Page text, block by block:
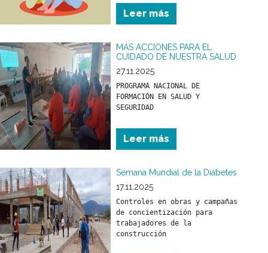
madre y/o padre) desde los
primeros meses de vida.
Leer más
MÁS ACCIONES PARA EL
CUIDADO DE NUESTRA SALUD
27.11.2025
PROGRAMA NACIONAL DE
FORMACIÓN EN SALUD Y
SEGURIDAD
Leer más
Semana Mundial de la Diabetes
17.11.2025
Controles en obras y campañas
de concientización para
trabajadores de la
construcción